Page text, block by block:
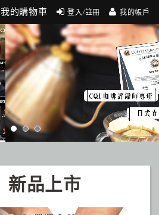
我的購物車 登入/註冊 我的帳戶
新品上市